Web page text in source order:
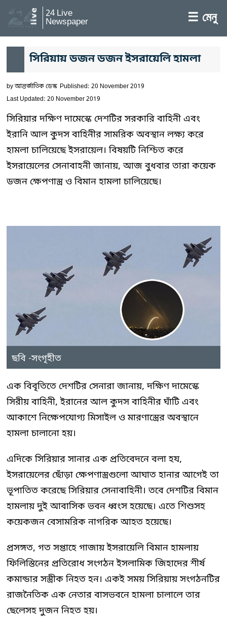
24 Live
Newspaper ☰ মেনু
সিরিয়ায় ডজন ডজন ইসরায়েলি হামলা
byআন্তর্জাতিক ডেস্ক Published: 20 November 2019
Last Updated: 20 November 2019
সিরিয়ার দক্ষিণ দামেস্কে দেশটির সরকারি বাহিনী এবং
ইরানি আল কুদস বাহিনীর সামরিক অবস্থান লক্ষ্য করে
হামলা চালিয়েছে ইসরায়েল। বিষয়টি নিশ্চিত করে
ইসরায়েলের সেনাবাহনী জানায়, আজ বুধবার তারা কয়েক
ডজন ক্ষেপণাস্ত্র ও বিমান হামলা চালিয়েছে।
ছবি -সংগৃহীত
এক বিবৃতিতে দেশটির সেনারা জানায়, দক্ষিণ দামেস্কে
সিরীয় বাহিনী, ইরানের আল কুদস বাহিনীর ঘাঁটি এবং
আকাশে নিক্ষেপযোগ্য মিসাইল ও মারণাস্ত্রের অবস্থানে
হামলা চালানো হয়।
এদিকে সিরিয়ার সানার এক প্রতিবেদনে বলা হয,
ইসরায়েলের ছোঁড়া ক্ষেপণাস্ত্রগুলো আঘাত হানার আগেই তা
ভূপাতিত করেছে সিরিয়ার সেনাবাহিনী। তবে দেশটির বিমান
হামলায় দুই আবাসিক ভবন ধ্বংস হয়েছে। এতে শিশুসহ
কয়েকজন বেসামরিক নাগরিক আহত হয়েছে।
প্রসঙ্গত, গত সপ্তাহে গাজায় ইসরায়েলি বিমান হামলায়
ফিলিস্তিনের প্রতিরোধ সংগঠন ইসলামিক জিহাদের শীর্ষ
কমান্ডার সস্ত্রীক নিহত হন। একই সময় সিরিয়ায় সংগঠনটির
রাজনৈতিক এক নেতার বাসভবনে হামলা চালালে তার
ছেলেসহ দুজন নিহত হয়।